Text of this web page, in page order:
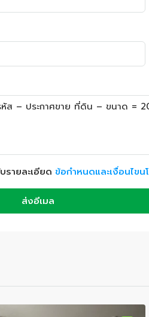
รายละเอียด ข้อกำหนดและเงื่อนไข
ส่งอีเมล